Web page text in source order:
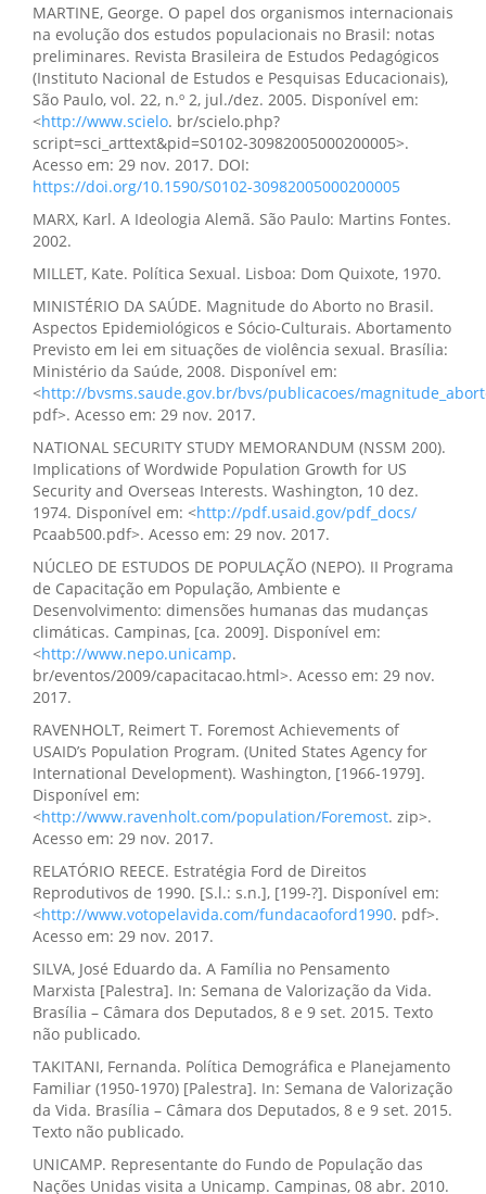
MARTINE, George. O papel dos organismos internacionais
na evolução dos estudos populacionais no Brasil: notas
preliminares. Revista Brasileira de Estudos Pedagógicos
(Instituto Nacional de Estudos e Pesquisas Educacionais),
São Paulo, vol. 22, n.º 2, jul./dez. 2005. Disponível em:
<http://www.scielo. br/scielo.php?
script=sci_arttext&pid=S0102-30982005000200005>.
Acesso em: 29 nov. 2017. DOI:
https://doi.org/10.1590/S0102-30982005000200005
MARX, Karl. A Ideologia Alemã. São Paulo: Martins Fontes.
2002.
MILLET, Kate. Política Sexual. Lisboa: Dom Quixote, 1970.
MINISTÉRIO DA SAÚDE. Magnitude do Aborto no Brasil.
Aspectos Epidemiológicos e Sócio-Culturais. Abortamento
Previsto em lei em situações de violência sexual. Brasília:
Ministério da Saúde, 2008. Disponível em:
<http://bvsms.saude.gov.br/bvs/publicacoes/
pdf>. Acesso em: 29 nov. 2017.
NATIONAL SECURITY STUDY MEMORANDUM (NSSM 200).
Implications of Wordwide Population Growth for US
Security and Overseas Interests. Washington, 10 dez.
1974. Disponível em: <http://pdf.usaid.gov/pdf_docs/
Pcaab500.pdf>. Acesso em: 29 nov. 2017.
NÚCLEO DE ESTUDOS DE POPULAÇÃO (NEPO). II Programa
de Capacitação em População, Ambiente e
Desenvolvimento: dimensões humanas das mudanças
climáticas. Campinas, [ca. 2009]. Disponível em:
<http://www.nepo.unicamp.
br/eventos/2009/capacitacao.html>. Acesso em: 29 nov.
2017.
RAVENHOLT, Reimert T. Foremost Achievements of
USAID’s Population Program. (United States Agency for
International Development). Washington, [1966-1979].
Disponível em:
<http://www.ravenholt.com/population/Foremost. zip>.
Acesso em: 29 nov. 2017.
RELATÓRIO REECE. Estratégia Ford de Direitos
Reprodutivos de 1990. [S.l.: s.n.], [199-?]. Disponível em:
<http://www.votopelavida.com/fundacaoford1990. pdf>.
Acesso em: 29 nov. 2017.
SILVA, José Eduardo da. A Família no Pensamento
Marxista [Palestra]. In: Semana de Valorização da Vida.
Brasília – Câmara dos Deputados, 8 e 9 set. 2015. Texto
não publicado.
TAKITANI, Fernanda. Política Demográfica e Planejamento
Familiar (1950-1970) [Palestra]. In: Semana de Valorização
da Vida. Brasília – Câmara dos Deputados, 8 e 9 set. 2015.
Texto não publicado.
UNICAMP. Representante do Fundo de População das
Nações Unidas visita a Unicamp. Campinas, 08 abr. 2010.